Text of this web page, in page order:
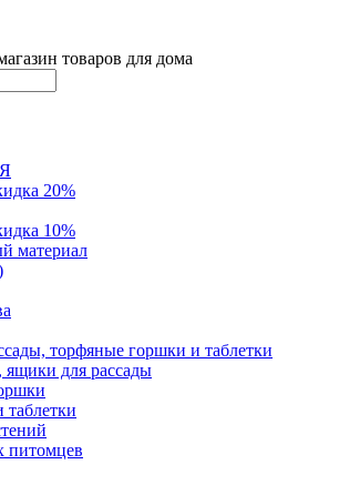
товаров для дома
20%
10%
материал
торфяные горшки и таблетки
ящики для рассады
питомцев